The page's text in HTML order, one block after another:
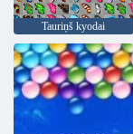
Tauriņš kyodai